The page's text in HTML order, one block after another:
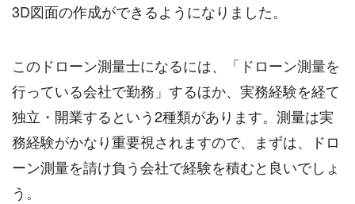
3D図面の作成ができるようになりました。
このドローン測量士になるには、「ドローン測量を
行っている会社で勤務」するほか、実務経験を経て
独立・開業するという2種類があります。測量は実
務経験がかなり重要視されますので、まずは、ドロ
ーン測量を請け負う会社で経験を積むと良いでしょ
う。